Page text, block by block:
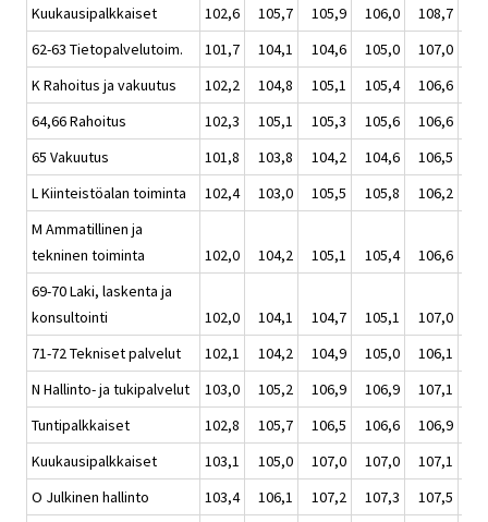
Kuukausipalkkaiset
102,6 105,7 105,9 106,0 108,7
62-63 Tietopalvelutoim.
101,7 104,1 104,6 105,0 107,0
K Rahoitus ja vakuutus
102,2 104,8 105,1 105,4 106,6
64,66 Rahoitus
102,3 105,1 105,3 105,6 106,6
65 Vakuutus
101,8 103,8 104,2 104,6 106,5
L Kiinteistöalan toiminta
102,4 103,0 105,5 105,8 106,2
M Ammatillinen ja
tekninen toiminta
102,0 104,2 105,1 105,4 106,6
69-70 Laki, laskenta ja
konsultointi
102,0 104,1 104,7 105,1 107,0
71-72 Tekniset palvelut
102,1 104,2 104,9 105,0 106,1
N Hallinto- ja tukipalvelut
103,0 105,2 106,9 106,9 107,1
Tuntipalkkaiset
102,8 105,7 106,5 106,6 106,9
Kuukausipalkkaiset
103,1 105,0 107,0 107,0 107,1
O Julkinen hallinto
103,4 106,1 107,2 107,3 107,5